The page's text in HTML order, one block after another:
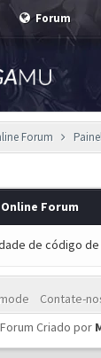
Forum
Forum
Online Forum
de código
Contate-
Forum Criado por